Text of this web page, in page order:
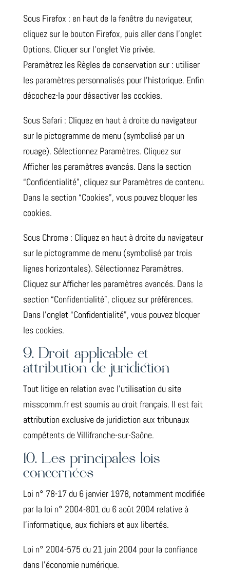
Sous Firefox : en haut de la fenêtre du navigateur,
cliquez sur le bouton Firefox, puis aller dans l’onglet
Options. Cliquer sur l’onglet Vie privée.
Paramètrez les Règles de conservation sur : utiliser
les paramètres personnalisés pour l’historique. Enfin
décochez-la pour désactiver les cookies.
Sous Safari : Cliquez en haut à droite du navigateur
sur le pictogramme de menu (symbolisé par un
rouage). Sélectionnez Paramètres. Cliquez sur
Afficher les paramètres avancés. Dans la section
“Confidentialité”, cliquez sur Paramètres de contenu.
Dans la section “Cookies”, vous pouvez bloquer les
cookies.
Sous Chrome : Cliquez en haut à droite du navigateur
sur le pictogramme de menu (symbolisé par trois
lignes horizontales). Sélectionnez Paramètres.
Cliquez sur Afficher les paramètres avancés. Dans la
section “Confidentialité”, cliquez sur préférences.
Dans l’onglet “Confidentialité”, vous pouvez bloquer
les cookies.
9. Droit applicable et
attribution de juridiction
Tout litige en relation avec l’utilisation du site
misscomm.fr est soumis au droit français. Il est fait
attribution exclusive de juridiction aux tribunaux
compétents de Villifranche-sur-Saône.
10. Les principales lois
concernées
Loi n° 78-17 du 6 janvier 1978, notamment modifiée
par la loi n° 2004-801 du 6 août 2004 relative à
l’informatique, aux fichiers et aux libertés.
Loi n° 2004-575 du 21 juin 2004 pour la confiance
dans l’économie numérique.